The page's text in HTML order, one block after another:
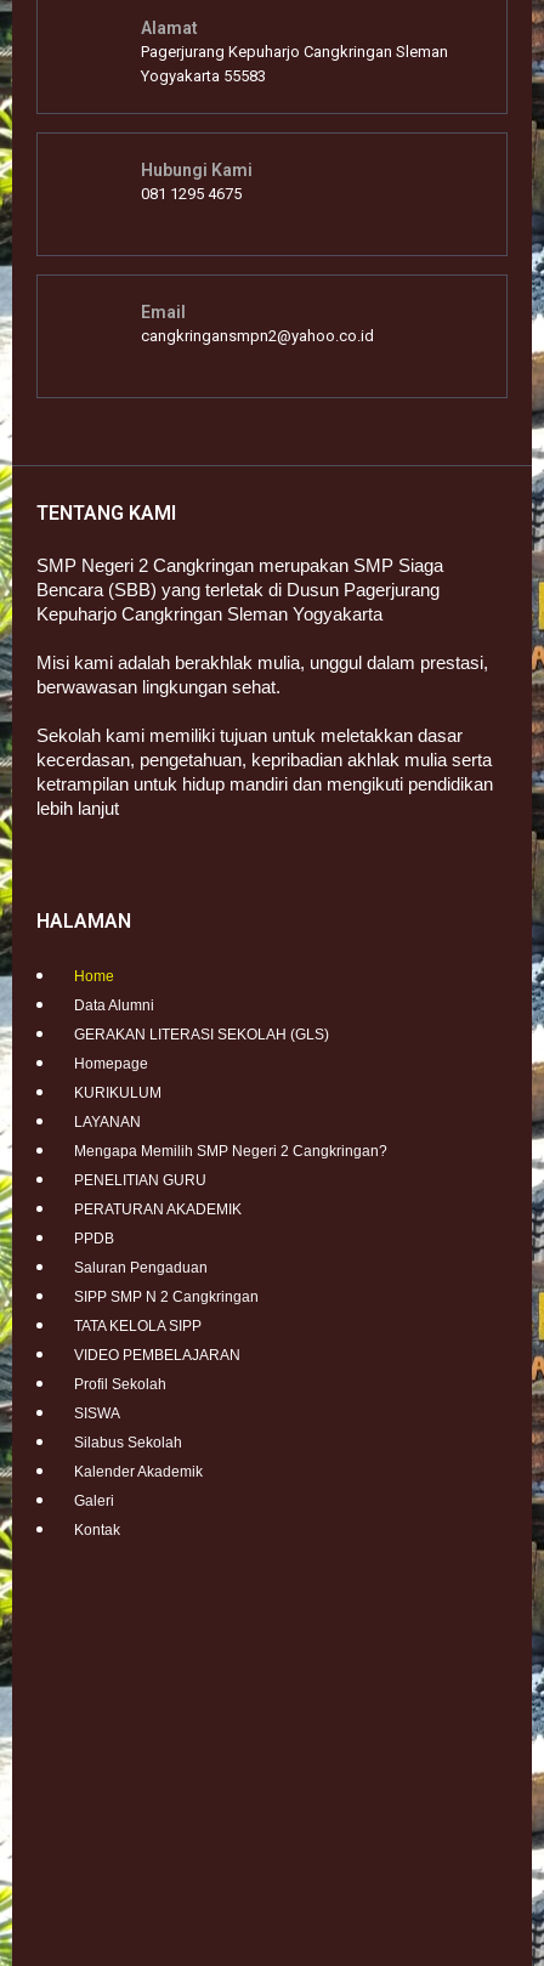
Alamat
Pagerjurang Kepuharjo Cangkringan Sleman
Yogyakarta 55583
Hubungi Kami
081 1295 4675
Email
cangkringansmpn2@yahoo.co.id
TENTANG KAMI
SMP Negeri 2 Cangkringan merupakan SMP Siaga
Bencara (SBB) yang terletak di Dusun Pagerjurang
Kepuharjo Cangkringan Sleman Yogyakarta
Misi kami adalah berakhlak mulia, unggul dalam prestasi,
berwawasan lingkungan sehat.
Sekolah kami memiliki tujuan untuk meletakkan dasar
kecerdasan, pengetahuan, kepribadian akhlak mulia serta
ketrampilan untuk hidup mandiri dan mengikuti pendidikan
lebih lanjut
HALAMAN
Home
Data Alumni
GERAKAN LITERASI SEKOLAH (GLS)
Homepage
KURIKULUM
LAYANAN
Mengapa Memilih SMP Negeri 2 Cangkringan?
PENELITIAN GURU
PERATURAN AKADEMIK
PPDB
Saluran Pengaduan
SIPP SMP N 2 Cangkringan
TATA KELOLA SIPP
VIDEO PEMBELAJARAN
Profil Sekolah
SISWA
Silabus Sekolah
Kalender Akademik
Galeri
Kontak